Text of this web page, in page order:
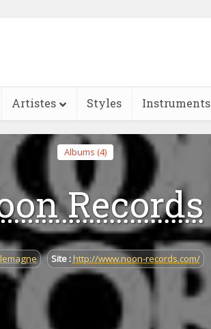
Artistes Styles Instruments
Albums (4)
Records
Site : http://www.noon-records.com/